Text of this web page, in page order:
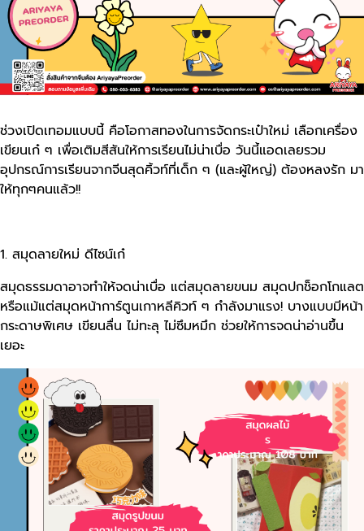
ช่วงเปิดเทอมแบบนี้ คือโอกาสทองในการจัดกระเป๋าใหม่ เลือกเครื่อง
เขียนเก๋ ๆ เพื่อเติมสีสันให้การเรียนไม่น่าเบื่อ วันนี้แอดเลยรวม
อุปกรณ์การเรียนจากจีนสุดคิ้วท์ที่เด็ก ๆ (และผู้ใหญ่) ต้องหลงรัก มา
ให้ทุกๆคนแล้ว!!
1. สมุดลายใหม่ ดีไซน์เก๋
สมุดธรรมดาอาจทำให้จดน่าเบื่อ แต่สมุดลายขนม สมุดปกช็อกโกแลต
หรือแม้แต่สมุดหน้าการ์ตูนเกาหลีคิวท์ ๆ กำลังมาแรง! บางแบบมีหน้า
กระดาษพิเศษ เขียนลื่น ไม่ทะลุ ไม่ซึมหมึก ช่วยให้การจดน่าอ่านขึ้น
เยอะ